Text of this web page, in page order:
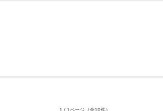
1 / 1ページ （全10件）